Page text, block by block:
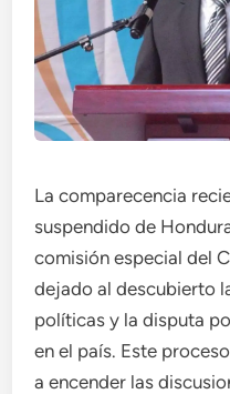
La comparecencia
suspendido de
comisión especial del
dejado al descubierto
políticas y la disputa
en el país. Este
a encender las